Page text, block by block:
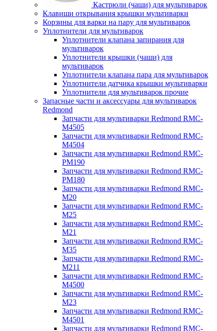
Кастрюли (чаши) для мультиварок
Клавиши открывания крышки мультиварки
Корзины для варки на пару для мультиварок
Уплотнители для мультиварок
Уплотнители клапана запирания для
мультиварок
Уплотнители крышки (чаши) для
мультиварок
Уплотнители клапана пара для мультиварок
Уплотнители датчика крышки мультиварки
Уплотнители для мультиварок прочие
Запасные части и аксессуары для мультиварок
Redmond
Запчасти для мультиварки Redmond RMC-
M4505
Запчасти для мультиварки Redmond RMC-
M4504
Запчасти для мультиварки Redmond RMC-
PM190
Запчасти для мультиварки Redmond RMC-
PM180
Запчасти для мультиварки Redmond RMC-
M20
Запчасти для мультиварки Redmond RMC-
M25
Запчасти для мультиварки Redmond RMC-
M21
Запчасти для мультиварки Redmond RMC-
M35
Запчасти для мультиварки Redmond RMC-
M211
Запчасти для мультиварки Redmond RMC-
M4500
Запчасти для мультиварки Redmond RMC-
M23
Запчасти для мультиварки Redmond RMC-
M4501
Запчасти для мультиварки Redmond RMC-